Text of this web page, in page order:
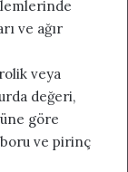
ve ağır
veya
değeri,
göre
boru ve pirinç